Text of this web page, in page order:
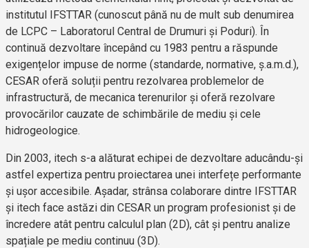
institutul IFSTTAR (cunoscut până nu de mult sub denumirea
de LCPC – Laboratorul Central de Drumuri și Poduri). În
continuă dezvoltare începând cu 1983 pentru a răspunde
exigențelor impuse de norme (standarde, normative, ș.a.m.d.),
CESAR oferă soluții pentru rezolvarea problemelor de
infrastructură, de mecanica terenurilor și oferă rezolvare
provocărilor cauzate de schimbările de mediu și cele
hidrogeologice.
Din 2003, itech s-a alăturat echipei de dezvoltare aducându-și
astfel expertiza pentru proiectarea unei interfețe performante
și ușor accesibile. Așadar, strânsa colaborare dintre IFSTTAR
și itech face astăzi din CESAR un program profesionist și de
încredere atât pentru calculul plan (2D), cât și pentru analize
spațiale pe mediu continuu (3D).